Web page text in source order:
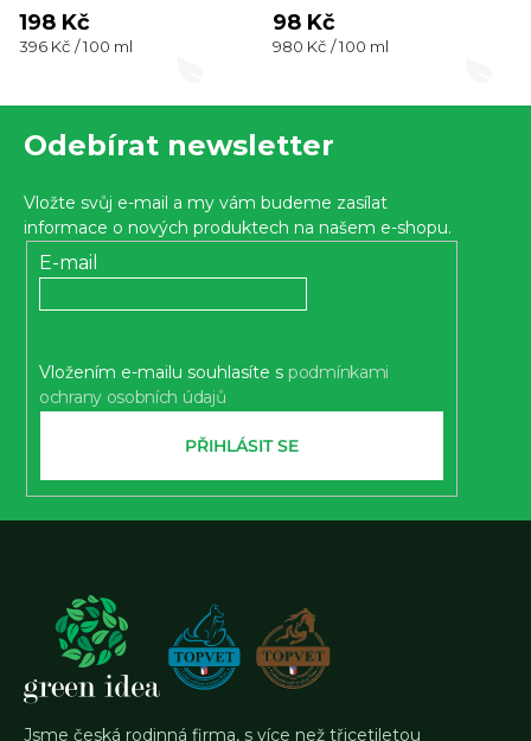
198 Kč
Měrná
396 Kč / 100 ml
98 Kč
Měrná
980 Kč / 100 ml
Odebírat newsletter
Vložte svůj e-mail a my vám budeme zasílat
informace o nových produktech na našem e-shopu.
E-mail
Vložením e-mailu souhlasíte s podmínkami
ochrany osobních údajů
PŘIHLÁSIT SE
Jsme česká rodinná firma, s více než třicetiletou